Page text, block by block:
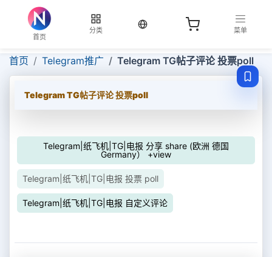
首页
分类
当前语言：中文
菜单
首页 Telegram推广 Telegram TG帖子评论 投票poll
Telegram TG帖子评论 投票poll
Telegram|纸飞机|TG|电报 分享 share (欧洲 德国
Germany） +view
Telegram|纸飞机|TG|电报 投票 poll
Telegram|纸飞机|TG|电报 自定义评论